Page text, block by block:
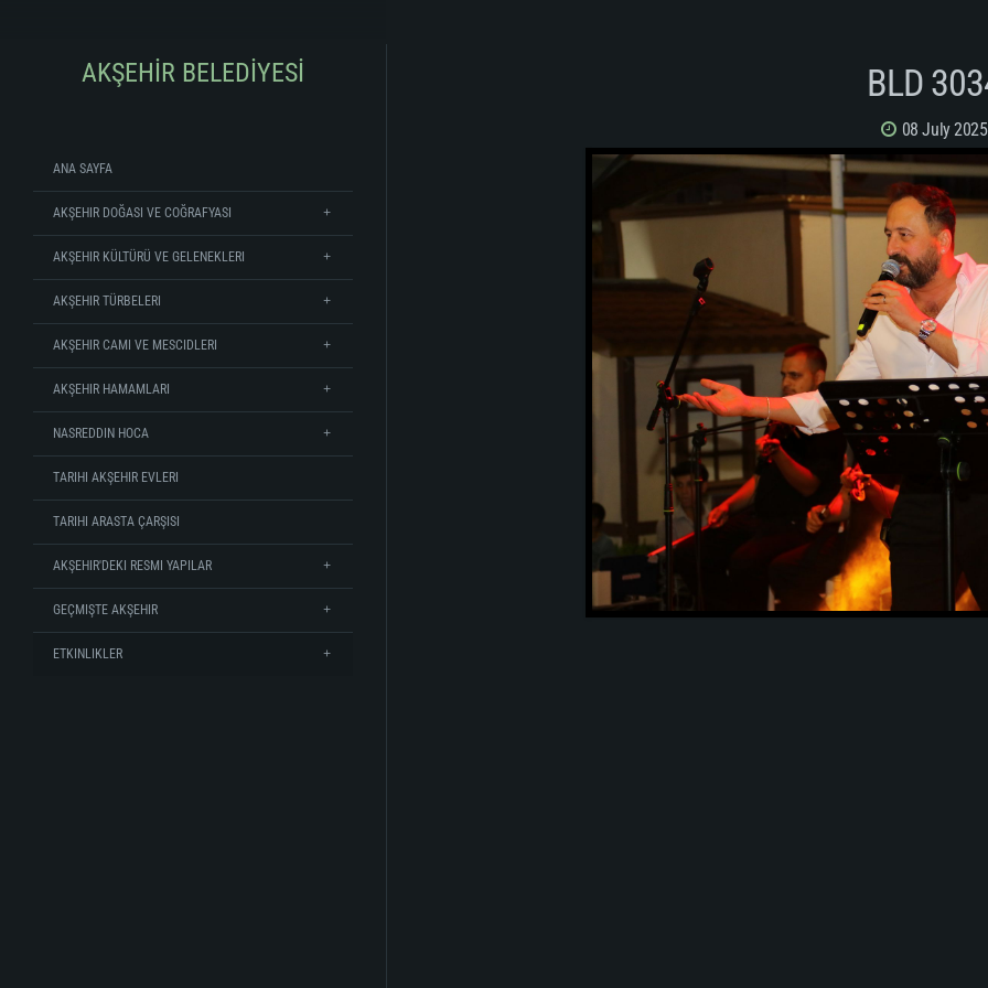
AKŞEHİR BELEDİYESİ
ANA SAYFA
AKŞEHIR DOĞASI VE COĞRAFYASI
AKŞEHIR KÜLTÜRÜ VE GELENEKLERI
AKŞEHIR TÜRBELERI
AKŞEHIR CAMI VE MESCIDLERI
AKŞEHIR HAMAMLARI
NASREDDIN HOCA
TARIHI AKŞEHIR EVLERI
TARIHI ARASTA ÇARŞISI
AKŞEHIR'DEKI RESMI YAPILAR
GEÇMIŞTE AKŞEHIR
ETKINLIKLER
BLD
08 July 2025